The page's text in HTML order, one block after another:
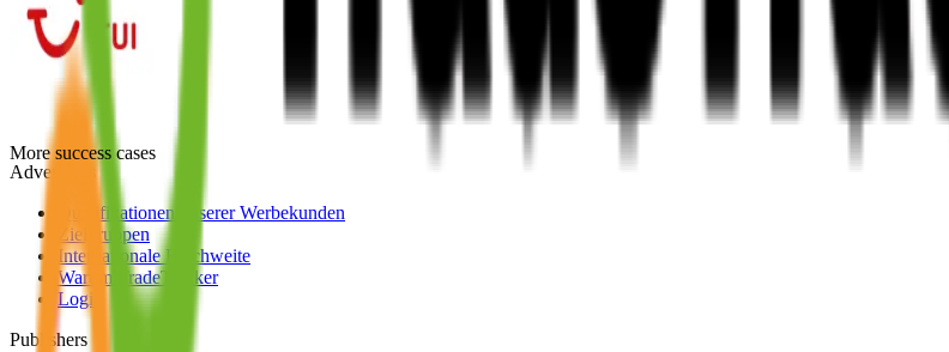
More success cases
Advertisers
Qualifikationen unserer Werbekunden
Zielgruppen
Internationale Reichweite
Warum TradeTracker
Login
Publishers